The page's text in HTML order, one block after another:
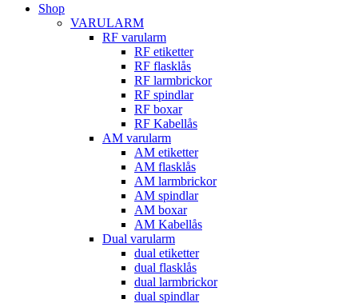
Shop
VARULARM
RF varularm
RF etiketter
RF flasklås
RF larmbrickor
RF spindlar
RF boxar
RF Kabellås
AM varularm
AM etiketter
AM flasklås
AM larmbrickor
AM spindlar
AM boxar
AM Kabellås
Dual varularm
dual etiketter
dual flasklås
dual larmbrickor
dual spindlar